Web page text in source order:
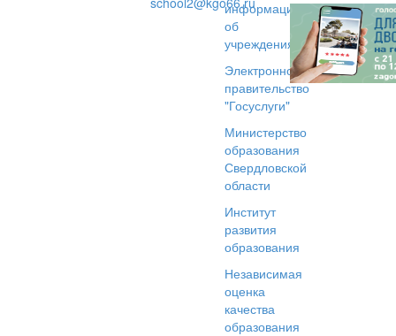
информации
об
учреждениях
Электронное
правительство
"Госуслуги"
Министерство
образования
Свердловской
области
Институт
развития
образования
Независимая
оценка
качества
образования